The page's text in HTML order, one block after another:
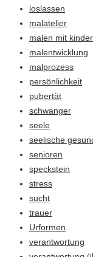
loslassen
malatelier
malen mit
malentwicklung
malprozess
persönlichkeit
pubertät
schwanger
seele
seelische
senioren
speckstein
stress
sucht
trauer
Urformen
verantwortung